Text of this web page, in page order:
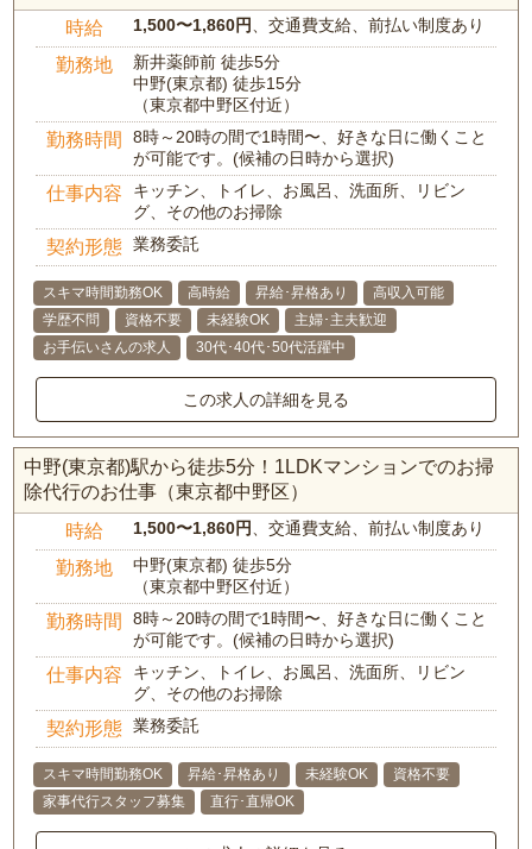
時給 1,500〜1,860円 、交通費支給、前払い制度あり
勤務地
新井薬師前 徒歩5分
中野(東京都) 徒歩15分
（東京都中野区付近）
勤務時間
8時～20時の間で1時間〜、好きな日に働くこと
が可能です。(候補の日時から選択)
仕事内容
キッチン、トイレ、お風呂、洗面所、リビン
グ、その他のお掃除
契約形態 業務委託
スキマ時間勤務OK 高時給 昇給･昇格あり
高収入可能
学歴不問
資格不要 未経験OK
主婦･主夫歓迎
お手伝いさんの求人
30代･40代･50代活躍中
この求人の詳細を見る
中野(東京都)駅から徒歩5分！1LDKマンションでのお掃
除代行のお仕事（東京都中野区）
時給 1,500〜1,860円 、交通費支給、前払い制度あり
勤務地
中野(東京都) 徒歩5分
（東京都中野区付近）
勤務時間
8時～20時の間で1時間〜、好きな日に働くこと
が可能です。(候補の日時から選択)
仕事内容
キッチン、トイレ、お風呂、洗面所、リビン
グ、その他のお掃除
契約形態 業務委託
スキマ時間勤務OK 昇給･昇格あり 未経験OK
資格不要
家事代行スタッフ募集
直行･直帰OK